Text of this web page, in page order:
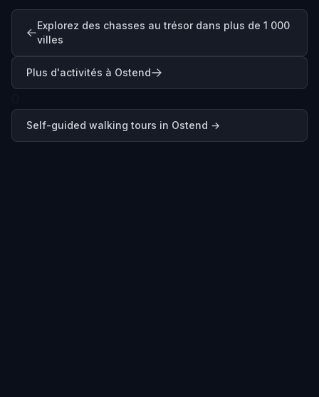
Explorez des chasses au trésor dans plus de 1 000
villes
Plus d'activités à Ostend
Self-guided walking tours in Ostend →